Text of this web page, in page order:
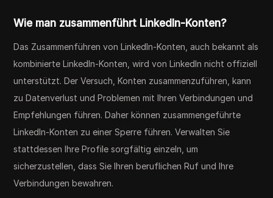
Wie man zusammenführt LinkedIn-Konten?
Das Zusammenführen von LinkedIn-Konten, auch bekannt als
kombinierte LinkedIn-Konten, wird von LinkedIn nicht offiziell
unterstützt. Der Versuch, Konten zusammenzuführen, kann
zu Datenverlust und Problemen mit Ihren Verbindungen und
Empfehlungen führen. Daher können zusammengeführte
LinkedIn-Konten zu einer Sperre führen. Verwalten Sie
stattdessen Ihre Profile sorgfältig einzeln, um
sicherzustellen, dass Sie Ihren beruflichen Ruf und Ihre
Verbindungen bewahren.